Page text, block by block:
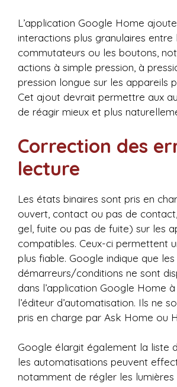
L’application Google Home
interactions plus granulaires entre
commutateurs ou les boutons,
actions à simple pression, à
pression longue sur les appareils
Cet ajout devrait permettre aux
de réagir mieux et plus
Correction des
lecture
Les états binaires sont pris en
ouvert, contact ou pas de
gel, fuite ou pas de fuite) sur les
compatibles. Ceux-ci permettent
plus fiable. Google indique que les
démarreurs/conditions ne sont
dans l’application Google Home à
l’éditeur d’automatisation. Ils ne
pris en charge par Ask Home ou
Google élargit également la liste
les automatisations peuvent
notamment de régler les lumières